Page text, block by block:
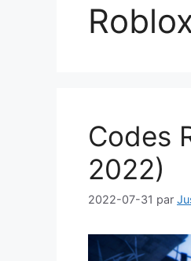
Codes
2022)
2022-07-31 par